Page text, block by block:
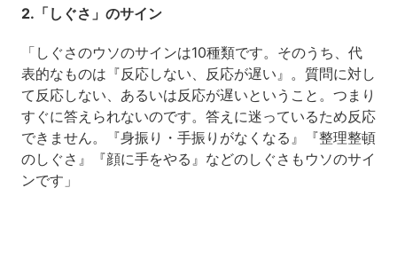
2.「しぐさ」のサイン
「しぐさのウソのサインは10種類です。そのうち、代
表的なものは『反応しない、反応が遅い』。質問に対し
て反応しない、あるいは反応が遅いということ。つまり
すぐに答えられないのです。答えに迷っているため反応
できません。『身振り・手振りがなくなる』『整理整頓
のしぐさ』『顔に手をやる』などのしぐさもウソのサイ
ンです」